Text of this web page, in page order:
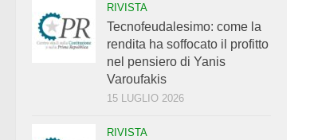
RIVISTA
Tecnofeudalesimo: come la
rendita ha soffocato il profitto
nel pensiero di Yanis
Varoufakis
15 LUGLIO 2026
RIVISTA